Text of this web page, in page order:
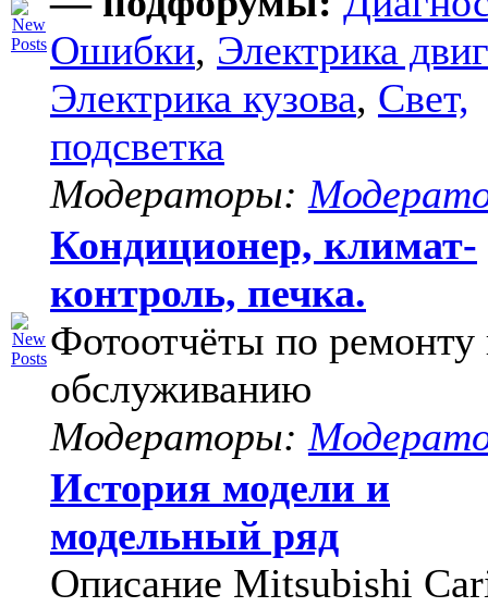
Ошибки, Электрика
Электрика кузова, Свет,
подсветка
Модераторы:
Кондиционер, климат-
контроль, печка.
Фотоотчёты по ремонту
обслуживанию
Модераторы:
История модели и
модельный ряд
Описание Mitsubishi